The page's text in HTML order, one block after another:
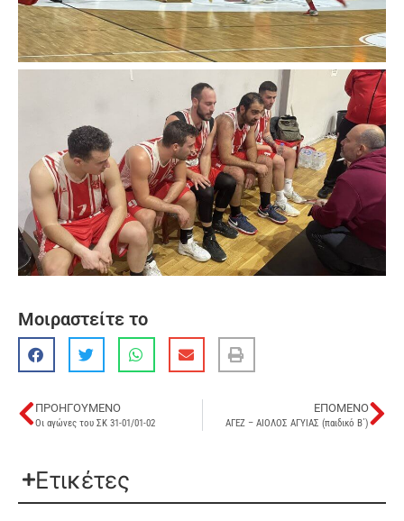
Μοιραστείτε το
ΠΡΟΗΓΟΎΜΕΝΟ
Οι αγώνες του ΣΚ 31-01/01-02
ΕΠΌΜΕΝΟ
ΑΓΕΖ – ΑΙΟΛΟΣ ΑΓΥΙΑΣ (παιδικό Β΄)
Ετικέτες